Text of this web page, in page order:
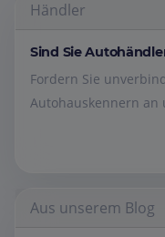
Händler
Sind Sie
Fordern Sie
Autohauskennern an
Aus unserem Blog